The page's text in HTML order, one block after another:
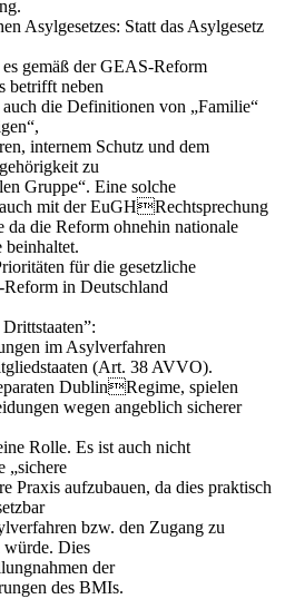
Asylgesetzes: Statt das Asylgesetz
gemäß der GEAS-Reform
betrifft neben
die Definitionen von „Familie“
internem Schutz und dem
zu
Gruppe“. Eine solche
mit der EuGHRechtsprechung
da die Reform ohnehin nationale
beinhaltet.
für die gesetzliche
in Deutschland
im Asylverfahren
(Art. 38 AVVO).
DublinRegime, spielen
wegen angeblich sicherer
Rolle. Es ist auch nicht
„sichere
Praxis aufzubauen, da dies praktisch
bzw. den Zugang zu
würde. Dies
der
des BMIs.